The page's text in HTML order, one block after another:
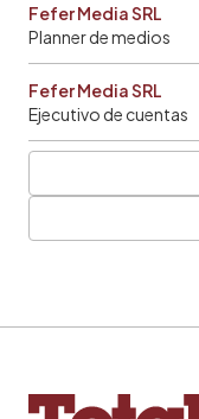
Fefer Media SRL
Planner de medios
Fefer Media SRL
Ejecutivo de cuentas